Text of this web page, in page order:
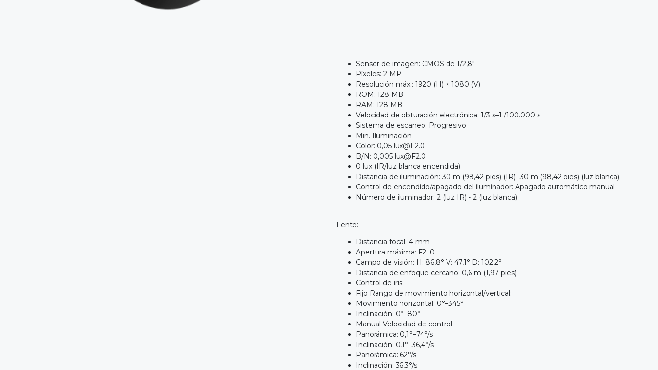
Sensor de imagen: CMOS de 1/2,8"
Píxeles: 2 MP
Resolución máx.: 1920 (H) × 1080 (V)
ROM: 128 MB
RAM: 128 MB
Velocidad de obturación electrónica: 1/3 s–1 /100.000 s
Sistema de escaneo: Progresivo
Min. Iluminación
Color: 0,05 lux@F2.0
B/N: 0,005 lux@F2.0
0 lux (IR/luz blanca encendida)
Distancia de iluminación: 30 m (98,42 pies) (IR) -30 m (98,42 pies) (luz blanca).
Control de encendido/apagado del iluminador: Apagado automático manual
Número de iluminador: 2 (luz IR) - 2 (luz blanca)
Lente:
Distancia focal: 4 mm
Apertura máxima: F2. 0
Campo de visión: H: 86,8° V: 47,1° D: 102,2°
Distancia de enfoque cercano: 0,6 m (1,97 pies)
Control de iris:
Fijo Rango de movimiento horizontal/vertical:
Movimiento horizontal: 0°–345°
Inclinación: 0°–80°
Manual Velocidad de control
Panorámica: 0,1°–74°/s
Inclinación: 0,1°–36,4°/s
Panorámica: 62°/s
Inclinación: 36,3°/s